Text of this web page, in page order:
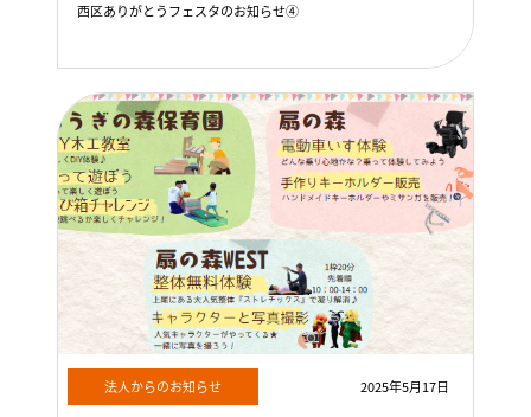
西区ありがとうフェスタのお知らせ④
法人からのお知らせ 2025年5月17日